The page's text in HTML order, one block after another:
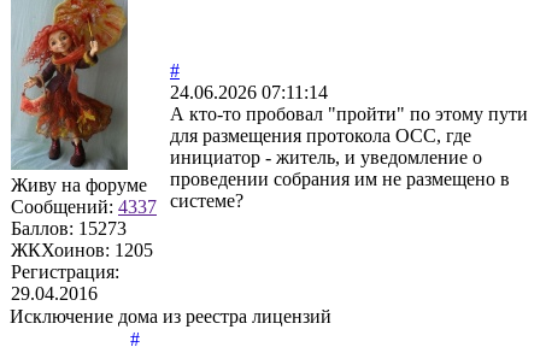
Живу на форуме
Сообщений: 4337
Баллов: 15273
ЖКХоинов: 1205
Регистрация:
29.04.2016
#
24.06.2026 07:11:14
А кто-то пробовал "пройти" по этому пути
для размещения протокола ОСС, где
инициатор - житель, и уведомление о
проведении собрания им не размещено в
системе?
Исключение дома из реестра лицензий
#